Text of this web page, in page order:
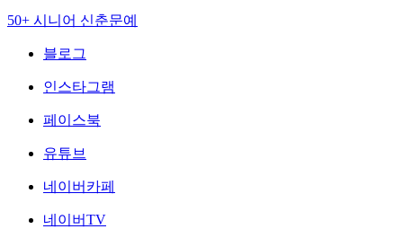
50+ 시니어 신춘문예
블로그
인스타그램
페이스북
유튜브
네이버카페
네이버TV